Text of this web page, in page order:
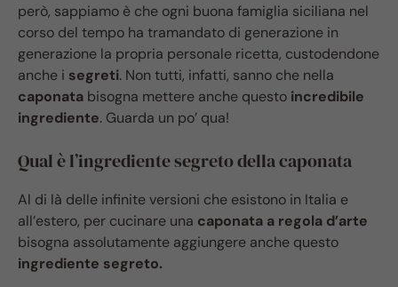
però, sappiamo è che ogni buona famiglia siciliana nel
corso del tempo ha tramandato di generazione in
generazione la propria personale ricetta, custodendone
anche i segreti. Non tutti, infatti, sanno che nella
caponata bisogna mettere anche questo incredibile
ingrediente. Guarda un po’ qua!
Qual è l’ingrediente segreto della caponata
Al di là delle infinite versioni che esistono in Italia e
all’estero, per cucinare una caponata a regola d’arte
bisogna assolutamente aggiungere anche questo
ingrediente segreto.